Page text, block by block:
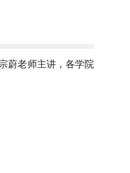
蔚老师主讲，各学院